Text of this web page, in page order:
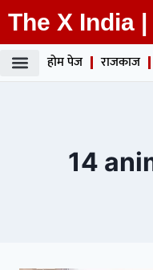
The X India |
होम पेज राजकाज
14